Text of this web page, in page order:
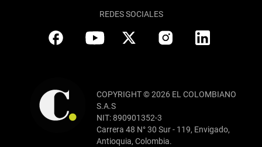
REDES SOCIALES
COPYRIGHT © 2026 EL COLOMBIANO
S.A.S
NIT: 890901352-3
Carrera 48 N° 30 Sur - 119, Envigado,
Antioquia, Colombia.